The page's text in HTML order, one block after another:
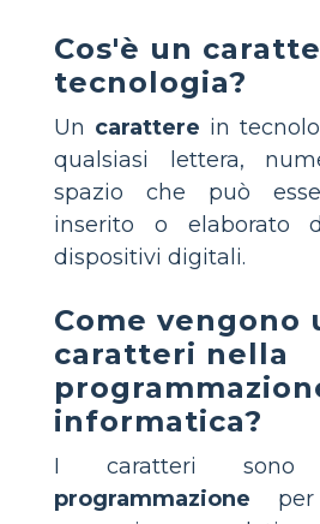
Cos'è un
tecnologia?
Un carattere in
qualsiasi lettera,
spazio che può
inserito o elaborato
dispositivi digitali.
Come vengono
caratteri nella
informatica?
I caratteri
programmazione per